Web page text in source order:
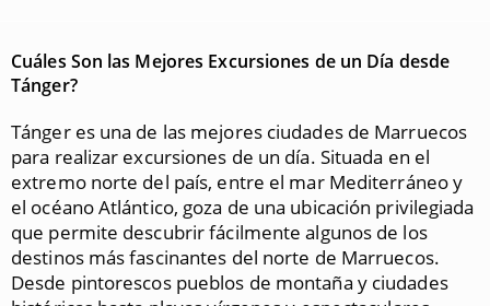
Cuáles Son las Mejores Excursiones de un Día desde
Tánger?
Tánger es una de las mejores ciudades de Marruecos
para realizar excursiones de un día. Situada en el
extremo norte del país, entre el mar Mediterráneo y
el océano Atlántico, goza de una ubicación privilegiada
que permite descubrir fácilmente algunos de los
destinos más fascinantes del norte de Marruecos.
Desde pintorescos pueblos de montaña y ciudades